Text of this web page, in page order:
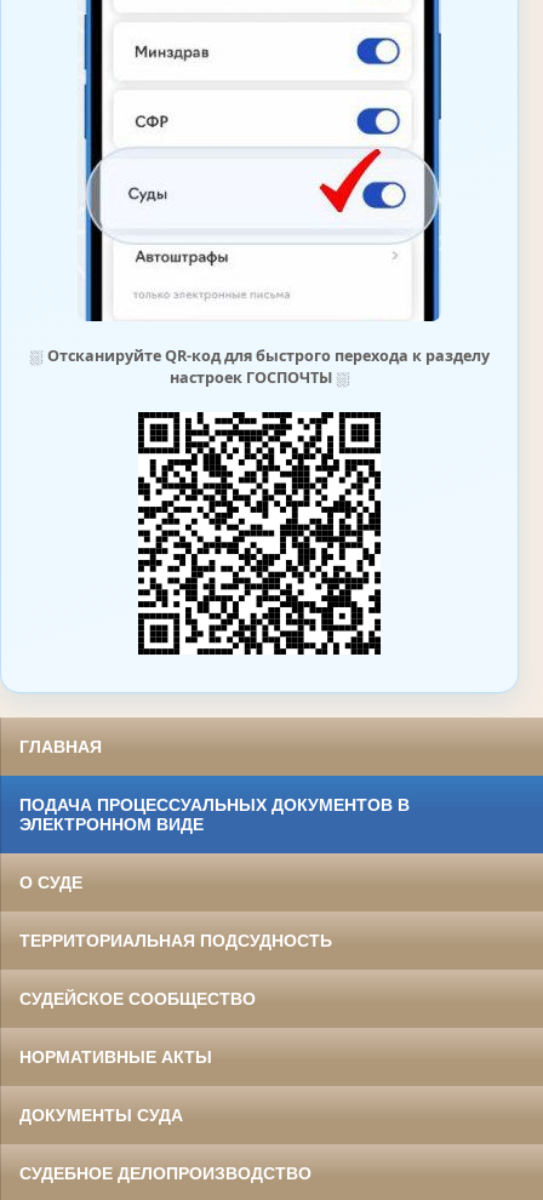
⛆ Отсканируйте QR-код для быстрого перехода к разделу
настроек ГОСПОЧТЫ⛆
ГЛАВНАЯ
ПОДАЧА ПРОЦЕССУАЛЬНЫХ ДОКУМЕНТОВ В
ЭЛЕКТРОННОМ ВИДЕ
О СУДЕ
ТЕРРИТОРИАЛЬНАЯ ПОДСУДНОСТЬ
СУДЕЙСКОЕ СООБЩЕСТВО
НОРМАТИВНЫЕ АКТЫ
ДОКУМЕНТЫ СУДА
СУДЕБНОЕ ДЕЛОПРОИЗВОДСТВО